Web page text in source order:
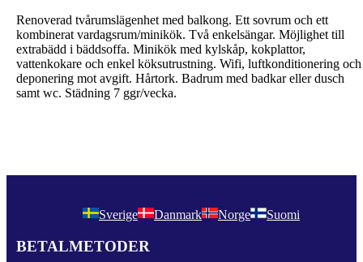
Renoverad tvårumslägenhet med balkong. Ett sovrum och ett
kombinerat vardagsrum/minikök. Två enkelsängar. Möjlighet till
extrabädd i bäddsoffa. Minikök med kylskåp, kokplattor,
vattenkokare och enkel köksutrustning. Wifi, luftkonditionering och
deponering mot avgift. Hårtork. Badrum med badkar eller dusch
samt wc. Städning 7 ggr/vecka.
Sverige Danmark Norge Suomi
BETALMETODER